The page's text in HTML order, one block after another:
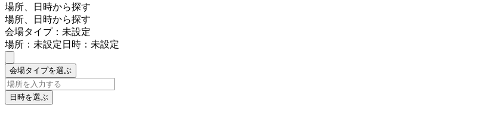
場所、日時から探す
場所、日時から探す
会場タイプ：未設定
場所：未設定日時：未設定
会場タイプを選ぶ
日時を選ぶ